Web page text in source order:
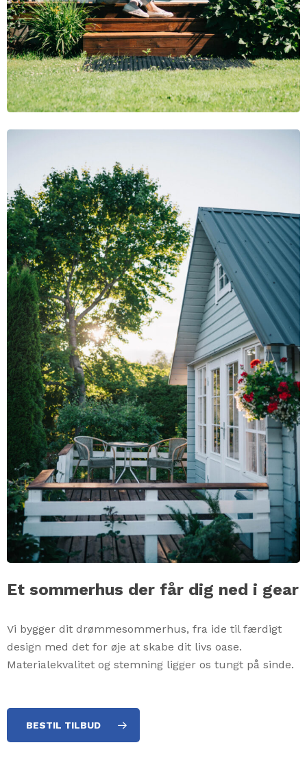
Et sommerhus der får dig ned i gear
Vi bygger dit drømmesommerhus, fra ide til færdigt
design med det for øje at skabe dit livs oase.
Materialekvalitet og stemning ligger os tungt på sinde.
BESTIL TILBUD